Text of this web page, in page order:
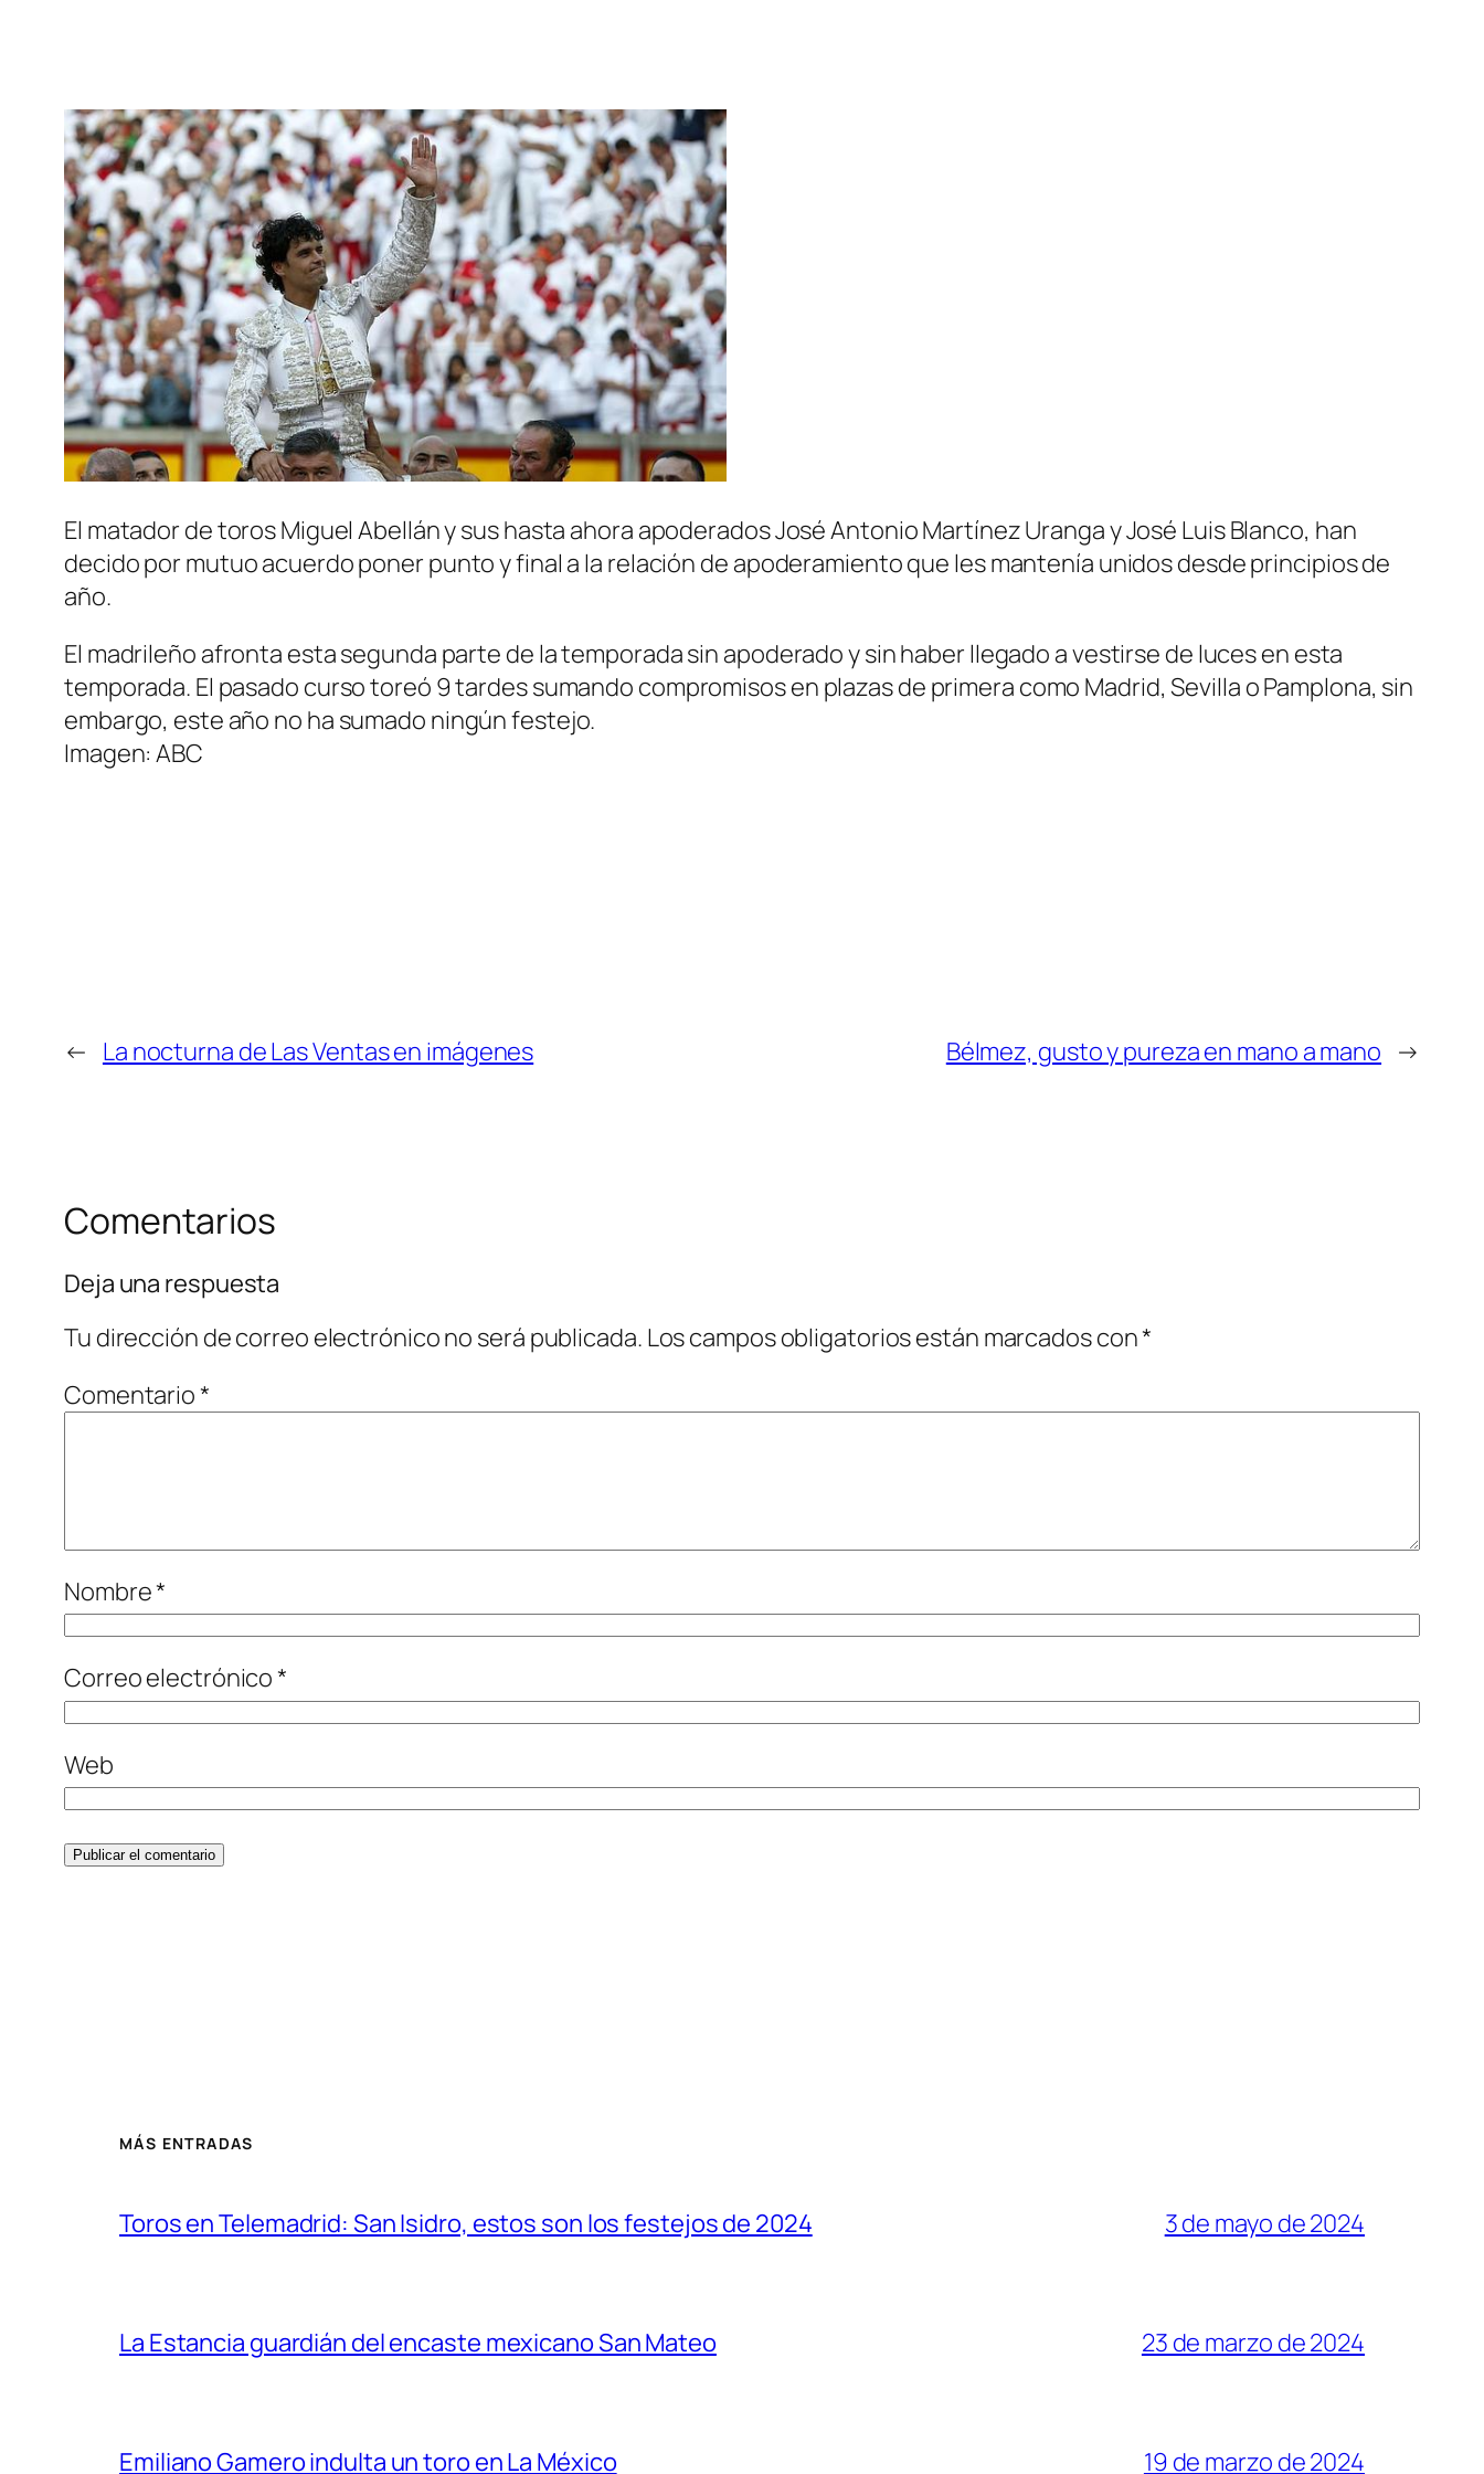
El matador de toros Miguel Abellán y sus hasta ahora apoderados José Antonio Martínez Uranga y José Luis Blanco, han
decido por mutuo acuerdo poner punto y final a la relación de apoderamiento que les mantenía unidos desde principios de
año.
El madrileño afronta esta segunda parte de la temporada sin apoderado y sin haber llegado a vestirse de luces en esta
temporada. El pasado curso toreó 9 tardes sumando compromisos en plazas de primera como Madrid, Sevilla o Pamplona, sin
embargo, este año no ha sumado ningún festejo.
Imagen: ABC
← La nocturna de Las Ventas en imágenes Bélmez, gusto y pureza en mano a mano →
Comentarios
Deja una respuesta
Tu dirección de correo electrónico no será publicada. Los campos obligatorios están marcados con*
Comentario*
Nombre*
Correo electrónico*
Web
MÁS ENTRADAS
Toros en Telemadrid: San Isidro, estos son los festejos de 2024 3 de mayo de 2024
La Estancia guardián del encaste mexicano San Mateo 23 de marzo de 2024
Emiliano Gamero indulta un toro en La México 19 de marzo de 2024